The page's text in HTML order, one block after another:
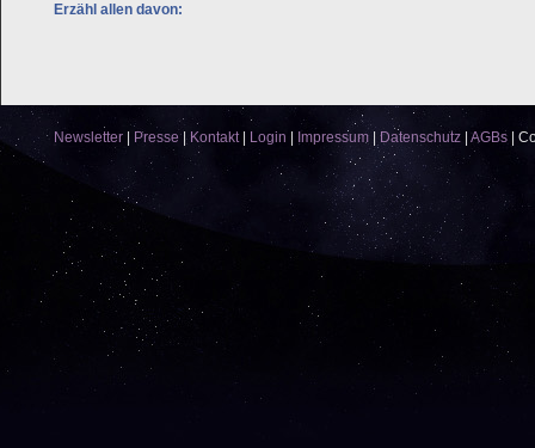
Erzähl allen davon:
Newsletter Presse| Kontakt| Login Impressum Datenschutz AGBs